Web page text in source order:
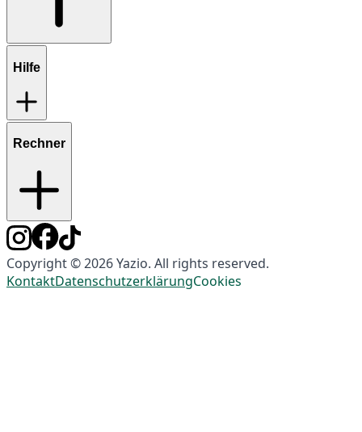
Hilfe
Rechner
Copyright © 2026 Yazio. All rights reserved.
KontaktDatenschutzerklärungCookies